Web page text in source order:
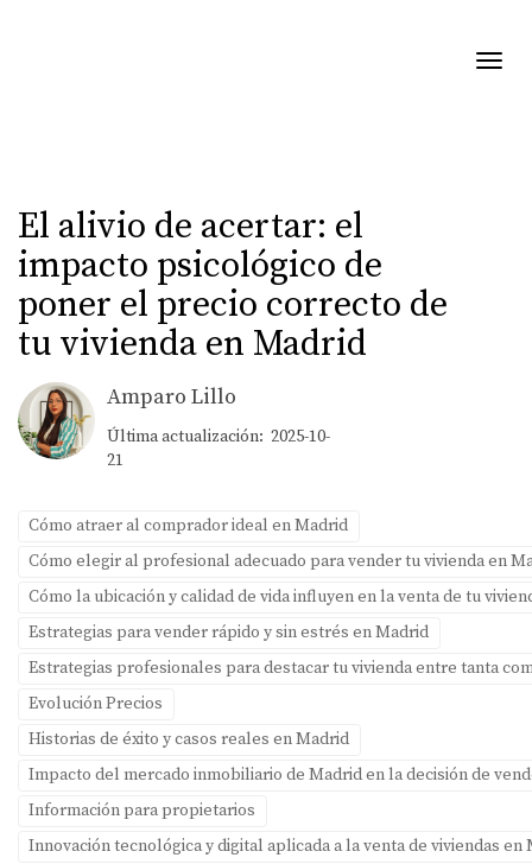
El alivio de acertar: el
impacto psicológico de
poner el precio correcto de
tu vivienda en Madrid
Amparo Lillo
Última actualización: 2025-10-
21
Cómo atraer al comprador ideal en Madrid
Cómo elegir al profesional adecuado para vender tu vivienda en
Cómo la ubicación y calidad de vida influyen en la venta de tu
Estrategias para vender rápido y sin estrés en Madrid
Estrategias profesionales para destacar tu vivienda entre tanta
Evolución Precios
Historias de éxito y casos reales en Madrid
Impacto del mercado inmobiliario de Madrid en la decisión de
Información para propietarios
Innovación tecnológica y digital aplicada a la venta de viviendas en